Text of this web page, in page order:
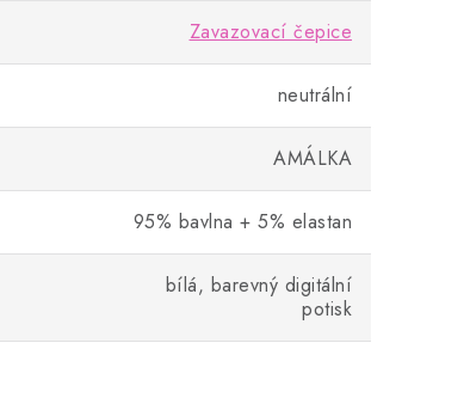
Zavazovací čepice
neutrální
AMÁLKA
95% bavlna + 5% elastan
bílá, barevný digitální
potisk